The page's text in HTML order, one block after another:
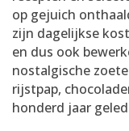
op gejuich
zijn dagelijkse
en dus ook
nostalgische
rijstpap,
honderd jaar